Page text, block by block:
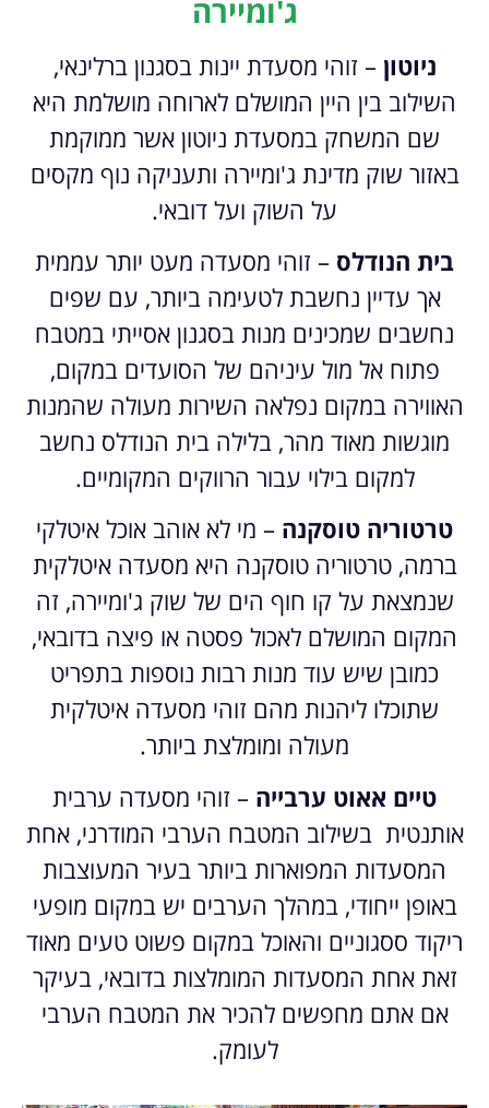
ג'ומיירה
ניוטון – זוהי מסעדת יינות בסגנון ברלינאי,
השילוב בין היין המושלם לארוחה מושלמת היא
שם המשחק במסעדת ניוטון אשר ממוקמת
באזור שוק מדינת ג'ומיירה ותעניקה נוף מקסים
על השוק ועל דובאי.
בית הנודלס – זוהי מסעדה מעט יותר עממית
אך עדיין נחשבת לטעימה ביותר, עם שפים
נחשבים שמכינים מנות בסגנון אסייתי במטבח
פתוח אל מול עיניהם של הסועדים במקום,
האווירה במקום נפלאה השירות מעולה שהמנות
מוגשות מאוד מהר, בלילה בית הנודלס נחשב
למקום בילוי עבור הרווקים המקומיים.
טרטוריה טוסקנה – מי לא אוהב אוכל איטלקי
ברמה, טרטוריה טוסקנה היא מסעדה איטלקית
שנמצאת על קו חוף הים של שוק ג'ומיירה, זה
המקום המושלם לאכול פסטה או פיצה בדובאי,
כמובן שיש עוד מנות רבות נוספות בתפריט
שתוכלו ליהנות מהם זוהי מסעדה איטלקית
מעולה ומומלצת ביותר.
טיים אאוט ערבייה – זוהי מסעדה ערבית
אותנטית בשילוב המטבח הערבי המודרני, אחת
המסעדות המפוארות ביותר בעיר המעוצבות
באופן ייחודי, במהלך הערבים יש במקום מופעי
ריקוד ססגוניים והאוכל במקום פשוט טעים מאוד
זאת אחת המסעדות המומלצות בדובאי, בעיקר
אם אתם מחפשים להכיר את המטבח הערבי
לעומק.